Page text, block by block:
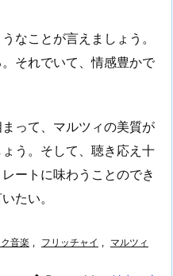
なことが言えましょう。
それでいて、情感豊かで
って、マルツィの美質が
う。そして、聴き応え十
ートに味わうことのでき
たい。
音楽 , フリッチャイ , マルツィ